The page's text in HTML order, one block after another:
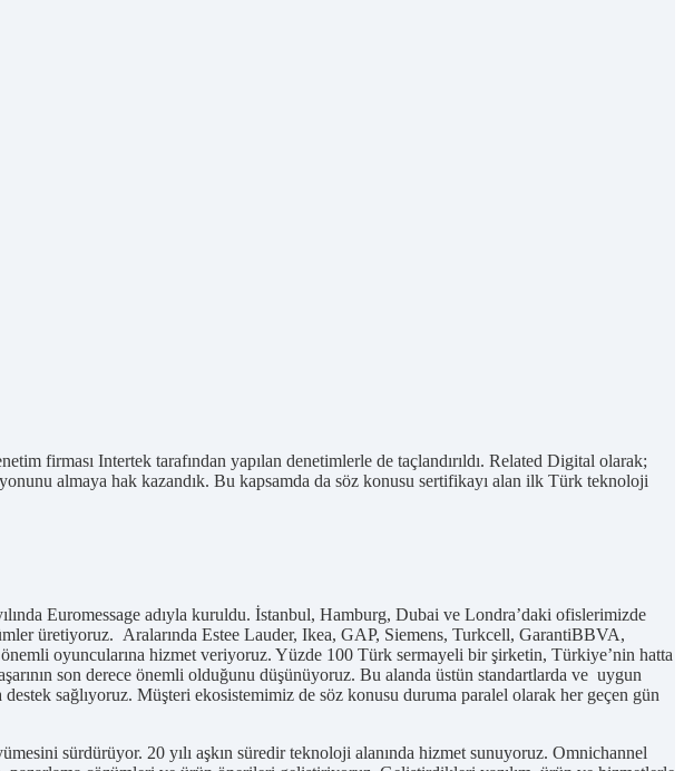
firması Intertek tarafından yapılan denetimlerle de taçlandırıldı. Related Digital olarak;
almaya hak kazandık. Bu kapsamda da söz konusu sertifikayı alan ilk Türk teknoloji
Euromessage adıyla kuruldu. İstanbul, Hamburg, Dubai ve Londra’daki ofislerimizde
üretiyoruz. Aralarında Estee Lauder, Ikea, GAP, Siemens, Turkcell, GarantiBBVA,
oyuncularına hizmet veriyoruz. Yüzde 100 Türk sermayeli bir şirketin, Türkiye’nin hatta
son derece önemli olduğunu düşünüyoruz. Bu alanda üstün standartlarda ve uygun
sağlıyoruz. Müşteri ekosistemimiz de söz konusu duruma paralel olarak her geçen gün
sürdürüyor. 20 yılı aşkın süredir teknoloji alanında hizmet sunuyoruz. Omnichannel